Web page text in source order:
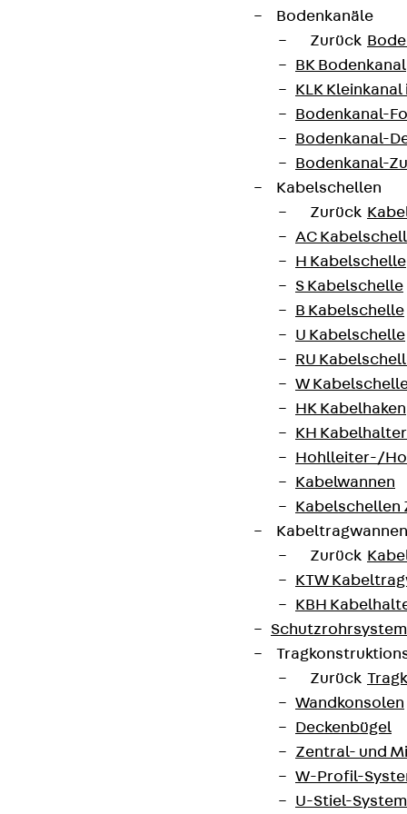
Bodenkanäle
Zurück
BK Bodenkanal
KLK
Bodenkanal-
Bodenkanal-
Bodenkanal-
Kabelschellen
Zurück
AC
H Kabelschelle
S Kabelschelle
B Kabelschelle
U Kabelschelle
RU
W
HK Kabelhaken
KH Kabelhalter
Hohlleiter-/
Kabelwannen
Kabelschellen
Zurück
KTW
KBH
Zurück
Wandkonsolen
Deckenbügel
Zentral- und
W-Profil-
U-Stiel-System
Partner von Anfang bis Zukunft.